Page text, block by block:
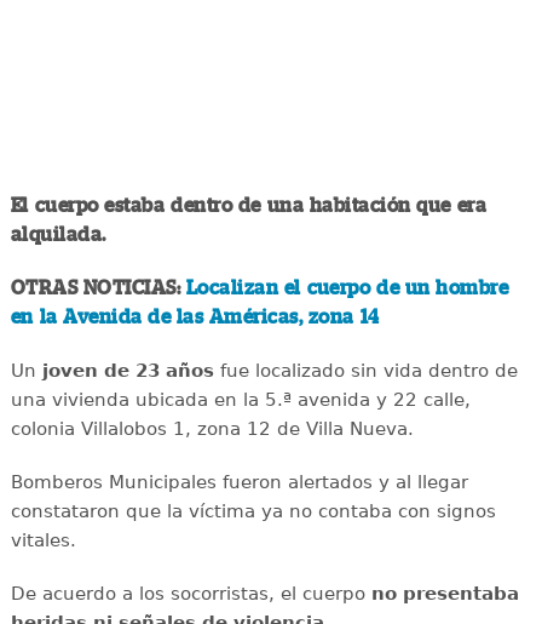
El cuerpo estaba dentro de una habitación que era
alquilada.
OTRAS NOTICIAS: Localizan el cuerpo de un hombre
en la Avenida de las Américas, zona 14
Un joven de 23 añosfue localizado sin vida dentro de
una vivienda ubicada en la 5.ª avenida y 22 calle,
colonia Villalobos 1, zona 12 de Villa Nueva.
Bomberos Municipales fueron alertados y al llegar
constataron que la víctima ya no contaba con signos
vitales.
De acuerdo a los socorristas, el cuerpo no presentaba